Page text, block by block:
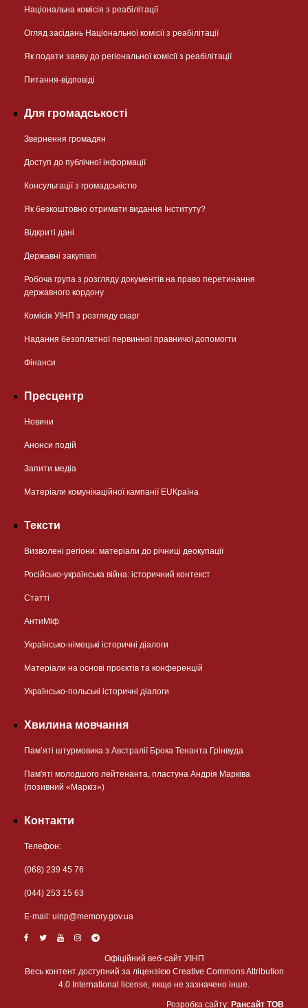
Національна комісія з реабілітації
Огляд засідань Національної комісії з реабілітації
Як подати заяву до регіональної комісії з реабілітації
Питання-відповіді
Для громадськості
Звернення громадян
Доступ до публічної інформації
Консультації з громадськістю
Як безкоштовно отримати видання Інституту?
Відкриті дані
Державні закупівлі
Робоча група з розгляду документів на право перетинання
державного кордону
Комісія УІНП з розгляду скарг
Надання безоплатної первинної правничої допомогти
Фінанси
Пресцентр
Новини
Анонси подій
Запити медіа
Матеріали комунікаційної кампанії EUКраїна
Тексти
Визволені регіони: матеріали до річниці деокупації
Російсько-українська війна: історичний контекст
Статті
АнтиМіф
Українсько-німецькі історичні діалоги
Матеріали на основі проєктів та конференцій
Українсько-польські історичні діалоги
Хвилина мовчання
Пам’яті штурмовика з Австралії Брока Тенанта Грінвуда
Пам'яті молодшого лейтенанта, пластуна Андрія Марківа
(позивний «Маркіз»)
Контакти
Телефон:
(068) 239 45 76
(044) 253 15 63
Е-mail: uinp@memory.gov.ua
Офіційний веб-сайт УІНП
Весь контент доступний за ліцензією Creative Commons Attribution
4.0 International license, якщо не зазначено інше.
Розробка сайту: Рансайт ТОВ